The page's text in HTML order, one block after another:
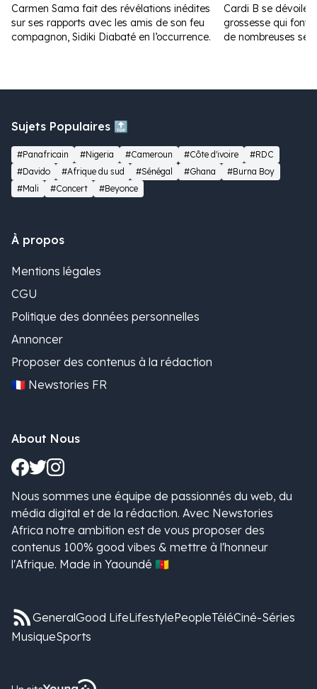
Carmen Sama fait des révélations inédites
sur ses rapports avec les amis de son feu
compagnon, Sidiki Diabaté en l’occurrence.
Cardi B se dévoile
grossesse qui font
de nombreuses
Sujets Populaires 🔝
#Panafricain #Nigeria #Cameroun #Côte d'ivoire
#RDC
#Davido
#Afrique du sud #Sénégal #Ghana
#Burna Boy
#Mali
#Concert #Beyonce
À propos
Mentions légales
CGU
Politique des données personnelles
Annoncer
Proposer des contenus à la rédaction
🇫🇷 Newstories FR
About Nous
Nous sommes une équipe de passionnés du web, du
média digital et de la rédaction. Avec Newstories
Africa notre ambition est de vous proposer des
contenus 100% good vibes & mettre à l'honneur
l'Afrique. Made in Yaoundé 🇨🇲
GeneralGood LifeLifestylePeopleTéléCiné-Séries
MusiqueSports